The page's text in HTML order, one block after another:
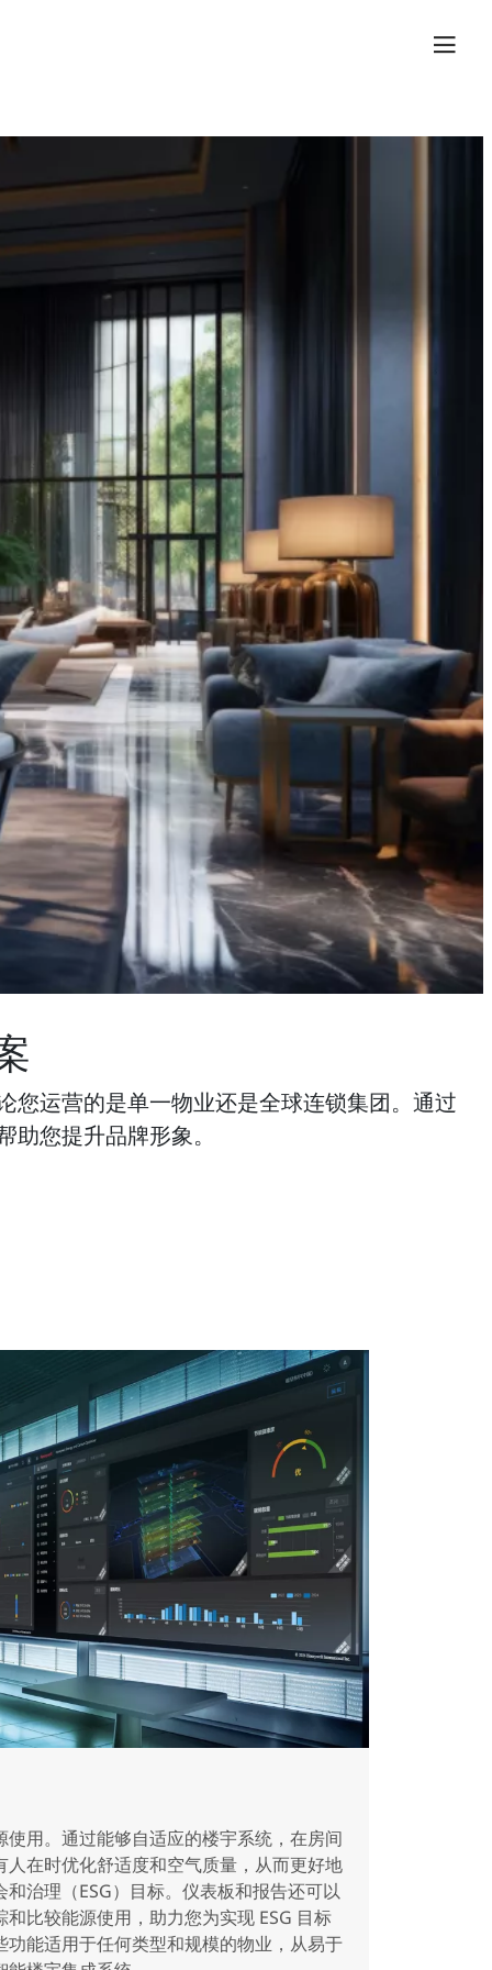
您运营的是单一物业还是全球连锁集团。通过
您提升品牌形象。
用。通过能够自适应的楼宇系统，在房间
在时优化舒适度和空气质量，从而更好地
治理（ESG）目标。仪表板和报告还可以
比较能源使用，助力您为实现 ESG 目标
能适用于任何类型和规模的物业，从易于